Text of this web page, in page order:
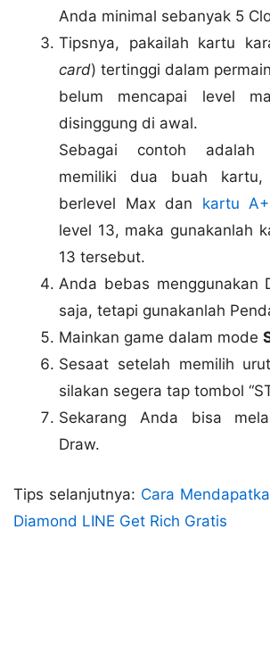
Anda minimal sebanyak 5
Tipsnya, pakailah kartu
card) tertinggi dalam
belum mencapai level
disinggung di awal.
Sebagai contoh adalah
memiliki dua buah
berlevel Max dan kartu A+
level 13, maka gunakanlah
13 tersebut.
Anda bebas menggunakan
saja, tetapi gunakanlah
Mainkan game dalam mode
Sesaat setelah memilih
silakan segera tap tombol
Sekarang Anda bisa
Draw.
Tips selanjutnya: Cara
Diamond LINE Get Rich Gratis